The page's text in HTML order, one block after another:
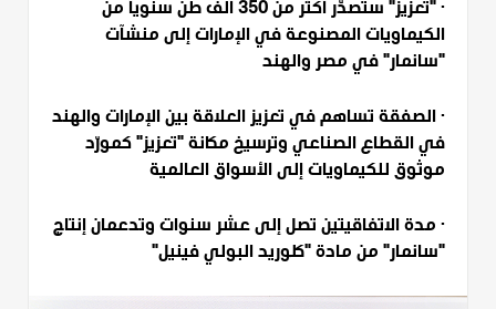
· "تعزيز" ستصدّر أكثر من 350 ألف طن سنوياً من
الكيماويات المصنوعة في الإمارات إلى منشآت
"سانمار" في مصر والهند
· الصفقة تساهم في تعزيز العلاقة بين الإمارات والهند
في القطاع الصناعي وترسيخ مكانة "تعزيز" كمورّد
موثوق للكيماويات إلى الأسواق العالمية
· مدة الاتفاقيتين تصل إلى عشر سنوات وتدعمان إنتاج
"سانمار" من مادة "كلوريد البولي فينيل"